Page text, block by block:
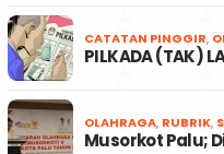
CATATAN PINGGIR,
PILKADA (TAK)
OLAHRAGA, RUBRIK,
Musorkot Palu;